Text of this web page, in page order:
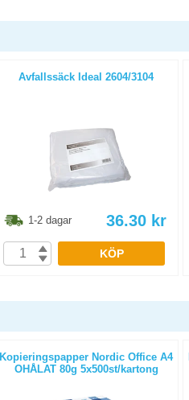
Avfallssäck Ideal 2604/3104
1-2 dagar 36.30 kr
KÖP
Kopieringspapper Nordic Office A4
OHÅLAT 80g 5x500st/kartong